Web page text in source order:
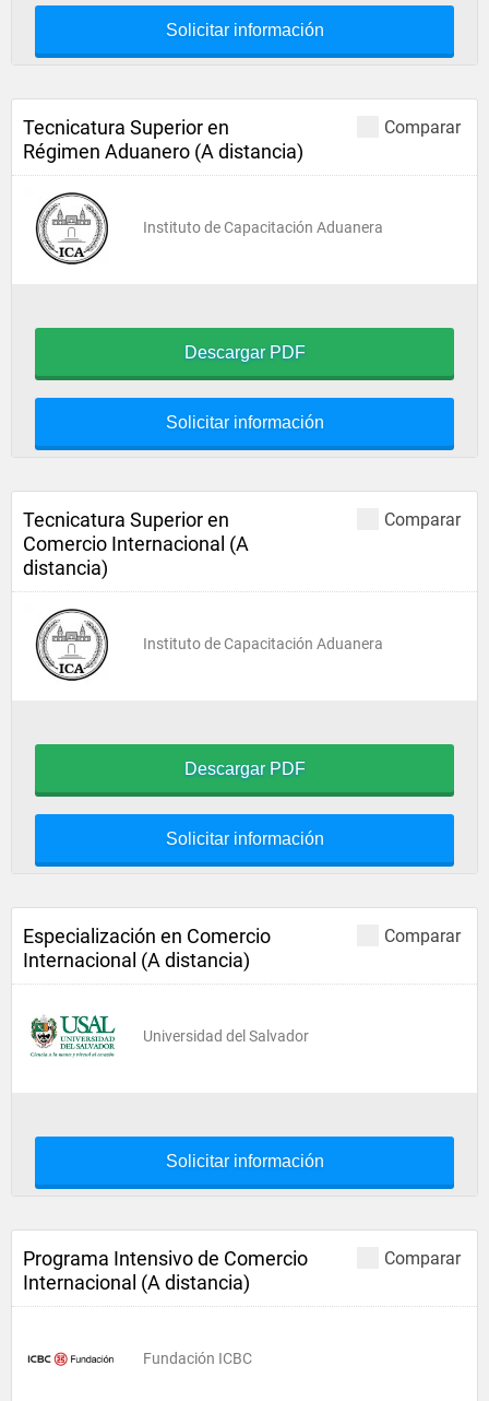
Solicitar información
Comparar
Tecnicatura Superior en
Régimen Aduanero (A distancia)
Instituto de Capacitación Aduanera
Descargar PDF
Solicitar información
Comparar
Tecnicatura Superior en
Comercio Internacional (A
distancia)
Instituto de Capacitación Aduanera
Descargar PDF
Solicitar información
Comparar
Especialización en Comercio
Internacional (A distancia)
Universidad del Salvador
Solicitar información
Comparar
Programa Intensivo de Comercio
Internacional (A distancia)
Fundación ICBC